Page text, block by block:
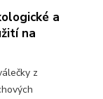
a
na
z